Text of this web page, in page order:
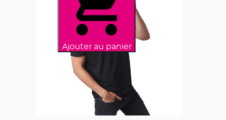
Ajouter au panier